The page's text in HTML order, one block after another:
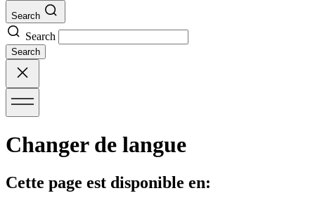
Search
Search
Search
Changer de langue
Cette page est disponible en: